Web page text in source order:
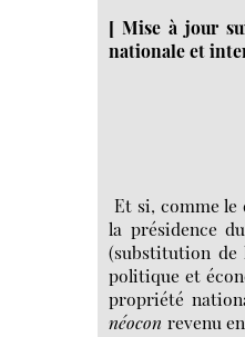
[ Mise à jour
nationale et
Et si, comme le
la présidence
(substitution de
politique et
propriété
néocon revenu